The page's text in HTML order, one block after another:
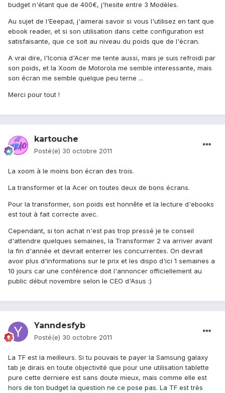
budget n'étant que de 400€, j'hesite entre 3 Modèles.
Au sujet de l'Eeepad, j'aimerai savoir si vous l'utilisez en tant que
ebook reader, et si son utilisation dans cette configuration est
satisfaisante, que ce soit au niveau du poids que de l'écran.
A vrai dire, l'Iconia d'Acer me tente aussi, mais je suis refroidi par
son poids, et la Xoom de Motorola me semble interessante, mais
son écran me semble quelque peu terne ...
Merci pour tout !
kartouche
Posté(e) 30 octobre 2011
La xoom à le moins bon écran des trois.
La transformer et la Acer on toutes deux de bons écrans.
Pour la transformer, son poids est honnête et la lecture d'ebooks
est tout à fait correcte avec.
Cependant, si ton achat n'est pas trop pressé je te conseil
d'attendre quelques semaines, la Transformer 2 va arriver avant
la fin d'année et devrait enterrer les concurrentes. On devrait
avoir plus d'informations sur le prix et les dispo d'ici 1 semaines a
10 jours car une conférence doit l'annoncer officiellement au
public début novembre selon le CEO d'Asus :)
Yanndesfyb
Posté(e) 30 octobre 2011
La TF est la meilleurs. Si tu pouvais te payer la Samsung galaxy
tab je dirais en toute objectivité que pour une utilisation tablette
pure cette derniere est sans doute mieux, mais comme elle est
hors de ton budget la question ne ce pose pas. La TF est très